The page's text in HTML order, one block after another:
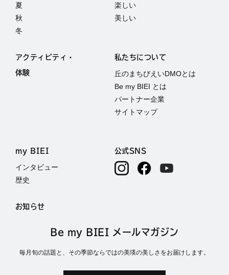
夏
秋
冬
楽しい
美しい
アクティビティ・
体験
私たちについて
丘のまちびえいDMOとは
Be my BIEI とは
パートナー企業
サイトマップ
my BIEI
インタビュー
歴史
お知らせ
公式SNS
Be my BIEI メールマガジン
毎月旬の話題と、その季節ならではの美瑛の美しさをお届けします。